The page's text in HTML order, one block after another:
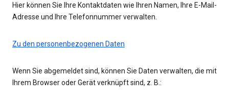
Hier können Sie Ihre Kontaktdaten wie Ihren Namen, Ihre E-Mail-
Adresse und Ihre Telefonnummer verwalten.
Zu den personenbezogenen Daten
Wenn Sie abgemeldet sind, können Sie Daten verwalten, die mit
Ihrem Browser oder Gerät verknüpft sind, z. B.: